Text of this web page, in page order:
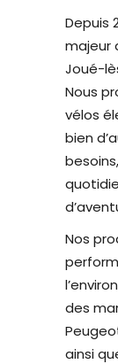
Depuis
majeur
Joué-
Nous
vélos
bien
Nos
des
ainsi